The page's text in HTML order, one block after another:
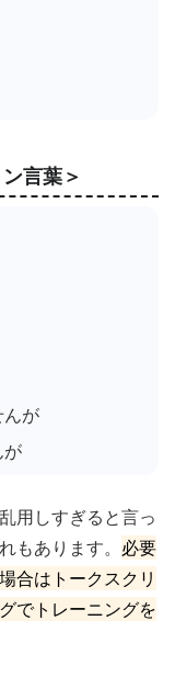
言葉＞
が
が
用しすぎると言っ
もあります。 必要
合はトークスクリ
でトレーニングを